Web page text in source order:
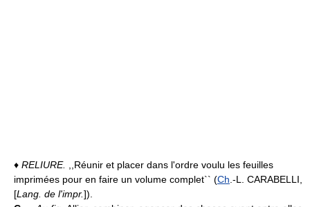
♦ RELIURE. ,,Réunir et placer dans l'ordre voulu les feuilles
imprimées pour en faire un volume complet`` (Ch.-L. CARABELLI,
[Lang. de l'impr.]).